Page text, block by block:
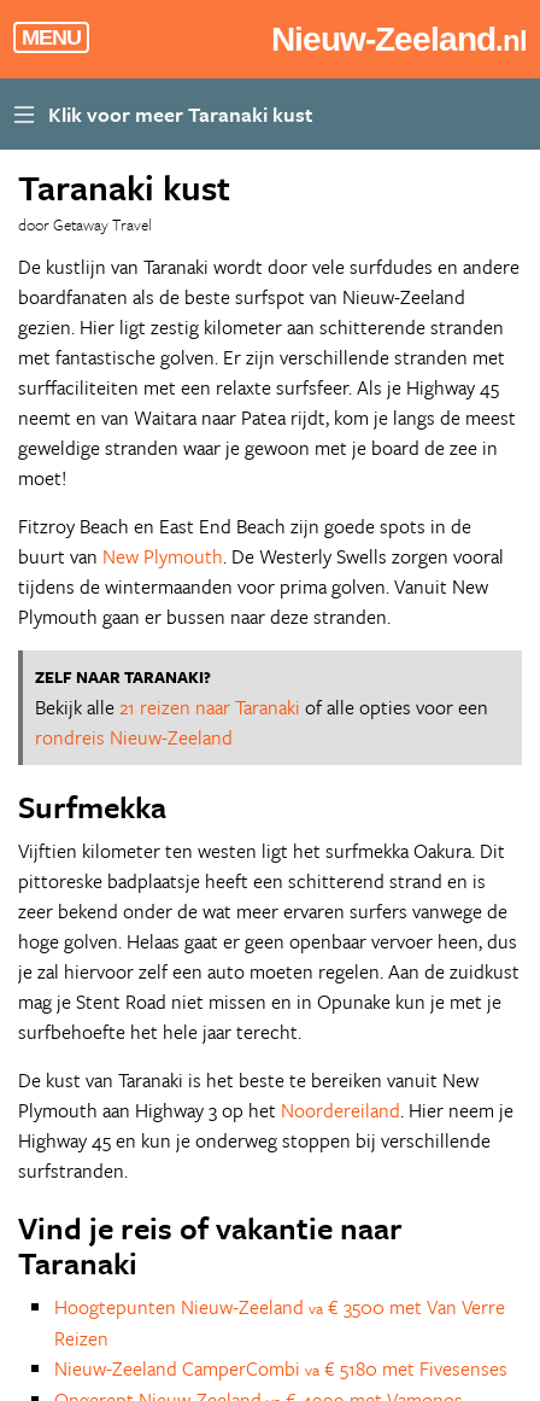
MENU Nieuw-Zeeland.nl
Taranaki kust
door Getaway Travel
De kustlijn van Taranaki wordt door vele surfdudes en andere
boardfanaten als de beste surfspot van Nieuw-Zeeland
gezien. Hier ligt zestig kilometer aan schitterende stranden
met fantastische golven. Er zijn verschillende stranden met
surffaciliteiten met een relaxte surfsfeer. Als je Highway 45
neemt en van Waitara naar Patea rijdt, kom je langs de meest
geweldige stranden waar je gewoon met je board de zee in
moet!
Fitzroy Beach en East End Beach zijn goede spots in de
buurt van New Plymouth. De Westerly Swells zorgen vooral
tijdens de wintermaanden voor prima golven. Vanuit New
Plymouth gaan er bussen naar deze stranden.
ZELF NAAR TARANAKI?
Bekijk alle21 reizen naar Taranaki of alle opties voor een
rondreis Nieuw-Zeeland
Surfmekka
Vijftien kilometer ten westen ligt het surfmekka Oakura. Dit
pittoreske badplaatsje heeft een schitterend strand en is
zeer bekend onder de wat meer ervaren surfers vanwege de
hoge golven. Helaas gaat er geen openbaar vervoer heen, dus
je zal hiervoor zelf een auto moeten regelen. Aan de zuidkust
mag je Stent Road niet missen en in Opunake kun je met je
surfbehoefte het hele jaar terecht.
De kust van Taranaki is het beste te bereiken vanuit New
Plymouth aan Highway 3 op het Noordereiland. Hier neem je
Highway 45 en kun je onderweg stoppen bij verschillende
surfstranden.
Vind je reis of vakantie naar
Taranaki
Hoogtepunten Nieuw-Zeeland va € 3500 met Van Verre
Reizen
Nieuw-Zeeland CamperCombi va € 5180 met Fivesenses